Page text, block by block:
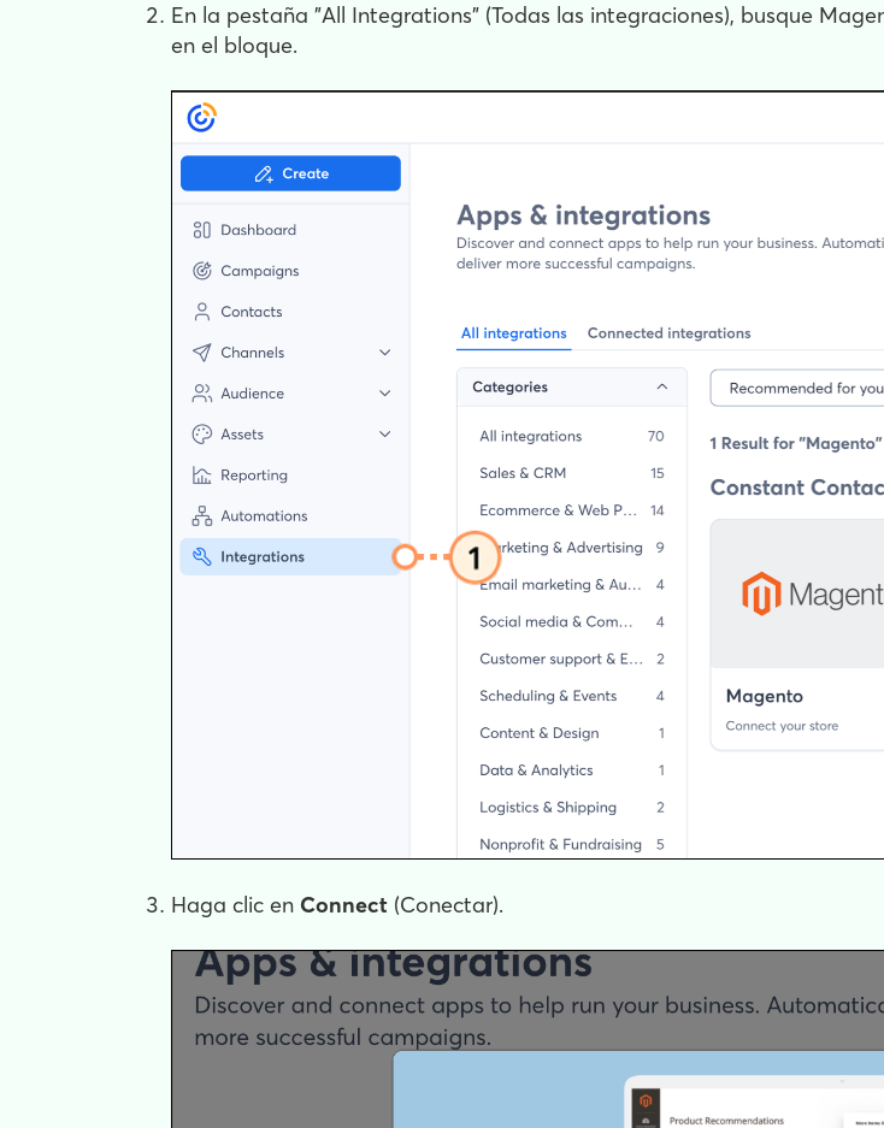
En la pestaña "All Integrations" (Todas las integraciones), busque
en el bloque.
Haga clic en Connect (Conectar).